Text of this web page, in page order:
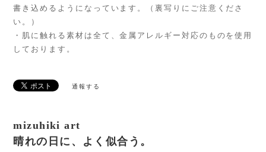
書き込めるようになっています。（裏写りにご注意くださ
い。）
・肌に触れる素材は全て、金属アレルギー対応のものを使用
しております。
通報する
mizuhiki art
晴れの日に、よく似合う。